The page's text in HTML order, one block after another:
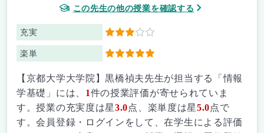
この先生の他の授業を確認する
充実 3
楽単 5
【京都大学大学院】黒橋禎夫先生が担当する「情報
学基礎」には、 1件の授業評価が寄せられていま
す。授業の充実度は星3.0点、楽単度は星5.0点で
す。会員登録・ログインをして、在学生による評価